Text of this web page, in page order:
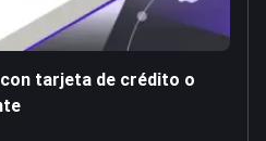
tarjeta de crédito o